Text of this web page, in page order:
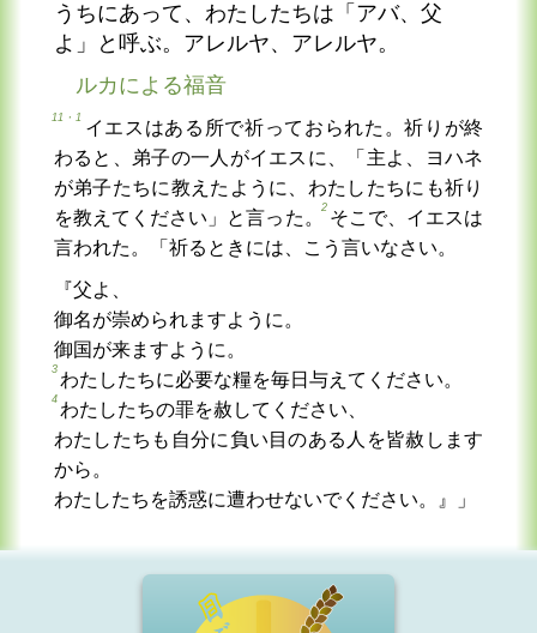
うちにあって、わたしたちは「アバ、父
よ」と呼ぶ。アレルヤ、アレルヤ。
ルカによる福音
11・1
イエスはある所で祈っておられた。祈りが終
わると、弟子の一人がイエスに、「主よ、ヨハネ
が弟子たちに教えたように、わたしたちにも祈り
を教えてください」と言った。
2
そこで、イエスは
言われた。「祈るときには、こう言いなさい。
『父よ、
御名が崇められますように。
御国が来ますように。
3
わたしたちに必要な糧を毎日与えてください。
4
わたしたちの罪を赦してください、
わたしたちも自分に負い目のある人を皆赦します
から。
わたしたちを誘惑に遭わせないでください。』」